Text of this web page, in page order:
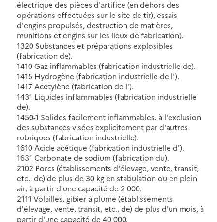
électrique des pièces d'artifice (en dehors des
opérations effectuées sur le site de tir), essais
d'engins propulsés, destruction de matières,
munitions et engins sur les lieux de fabrication).
1320 Substances et préparations explosibles
(fabrication de).
1410 Gaz inflammables (fabrication industrielle de).
1415 Hydrogène (fabrication industrielle de l').
1417 Acétylène (fabrication de l').
1431 Liquides inflammables (fabrication industrielle
de).
1450-1 Solides facilement inflammables, à l'exclusion
des substances visées explicitement par d'autres
rubriques (fabrication industrielle).
1610 Acide acétique (fabrication industrielle d').
1631 Carbonate de sodium (fabrication du).
2102 Porcs (établissements d'élevage, vente, transit,
etc., de) de plus de 30 kg en stabulation ou en plein
air, à partir d'une capacité de 2 000.
2111 Volailles, gibier à plume (établissements
d'élevage, vente, transit, etc., de) de plus d'un mois, à
partir d'une capacité de 40 000.